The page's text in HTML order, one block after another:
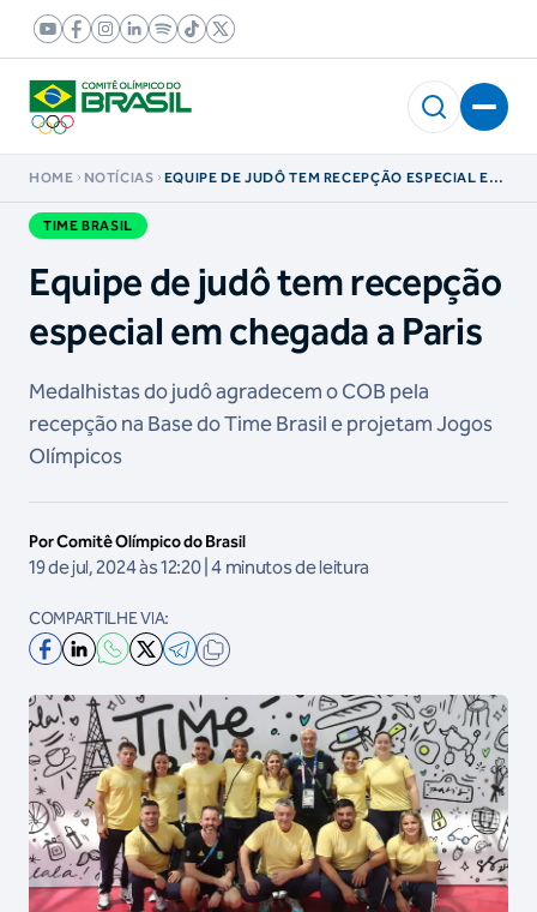
HOME NOTÍCIAS
EQUIPE DE JUDÔ TEM RECEPÇÃO ESPECIAL EM
TIME BRASIL
Equipe de judô tem recepção
especial em chegada a Paris
Medalhistas do judô agradecem o COB pela
recepção na Base do Time Brasil e projetam Jogos
Olímpicos
Por Comitê Olímpico do Brasil
19 de jul, 2024 às 12:20 | 4 minutos de leitura
COMPARTILHE VIA: